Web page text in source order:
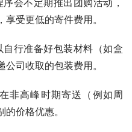
受更低的寄件费用。
行准备好包装材料（如盒
司收取的包装费用。
非高峰时期寄送（例如周
价格优惠。